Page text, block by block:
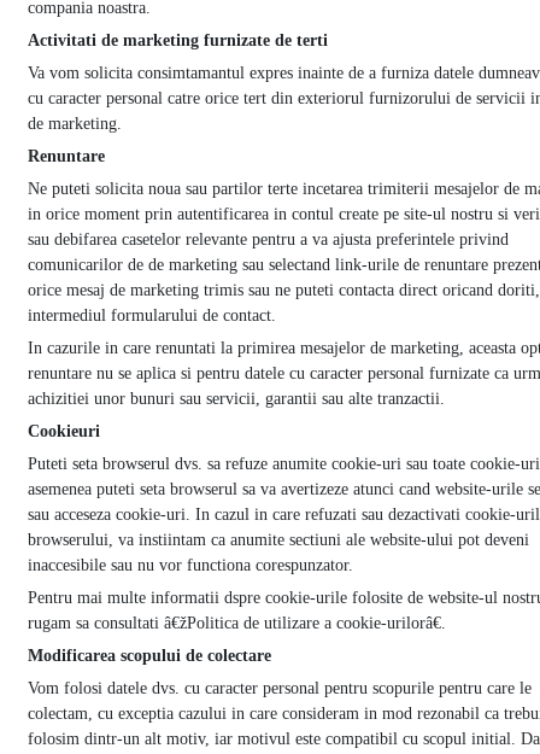
compania noastra.
Activitati de marketing furnizate de terti
Va vom solicita consimtamantul expres inainte de a furniza datele
cu caracter personal catre orice tert din exteriorul furnizorului de servicii
de marketing.
Renuntare
Ne puteti solicita noua sau partilor terte incetarea trimiterii mesajelor de
in orice moment prin autentificarea in contul create pe site-ul nostru si
sau debifarea casetelor relevante pentru a va ajusta preferintele privind
comunicarilor de de marketing sau selectand link-urile de renuntare
orice mesaj de marketing trimis sau ne puteti contacta direct oricand
intermediul formularului de contact.
In cazurile in care renuntati la primirea mesajelor de marketing, aceasta
renuntare nu se aplica si pentru datele cu caracter personal furnizate ca
achizitiei unor bunuri sau servicii, garantii sau alte tranzactii.
Cookieuri
Puteti seta browserul dvs. sa refuze anumite cookie-uri sau toate cookie-
asemenea puteti seta browserul sa va avertizeze atunci cand website-urile
sau acceseza cookie-uri. In cazul in care refuzati sau dezactivati cookie-
browserului, va instiintam ca anumite sectiuni ale website-ului pot deveni
inaccesibile sau nu vor functiona corespunzator.
Pentru mai multe informatii dspre cookie-urile folosite de website-ul
rugam sa consultati â€žPolitica de utilizare a cookie-urilorâ€.
Modificarea scopului de colectare
Vom folosi datele dvs. cu caracter personal pentru scopurile pentru care le
colectam, cu exceptia cazului in care consideram in mod rezonabil ca
folosim dintr-un alt motiv, iar motivul este compatibil cu scopul initial.